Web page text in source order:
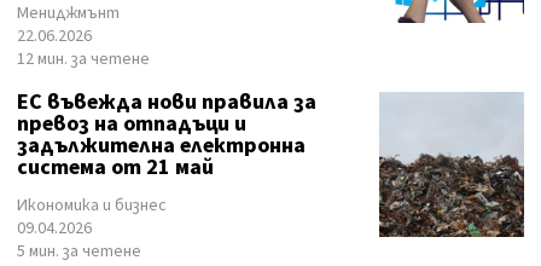
Мениджмънт
22.06.2026
12 мин. за четене
ЕС въвежда нови правила за
превоз на отпадъци и
задължителна електронна
система от 21 май
Икономика и бизнес
09.04.2026
5 мин. за четене